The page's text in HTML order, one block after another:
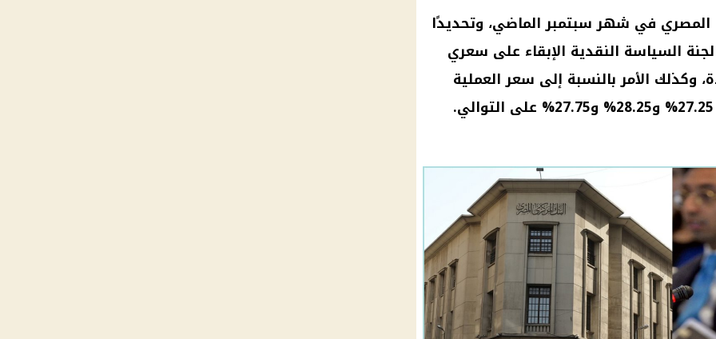
المصري في شهر سبتمبر الماضي، وتحديدًا
سبتمبر 2024، قررت لجنة السياسة النقدية الإبقاء على سعري
وكذلك الأمر بالنسبة إلى سعر العملية